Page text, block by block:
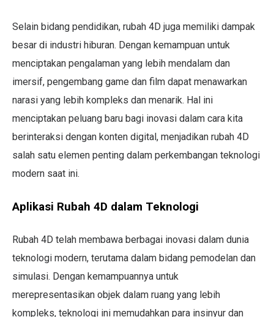
Selain bidang pendidikan, rubah 4D juga memiliki dampak
besar di industri hiburan. Dengan kemampuan untuk
menciptakan pengalaman yang lebih mendalam dan
imersif, pengembang game dan film dapat menawarkan
narasi yang lebih kompleks dan menarik. Hal ini
menciptakan peluang baru bagi inovasi dalam cara kita
berinteraksi dengan konten digital, menjadikan rubah 4D
salah satu elemen penting dalam perkembangan teknologi
modern saat ini.
Aplikasi Rubah 4D dalam Teknologi
Rubah 4D telah membawa berbagai inovasi dalam dunia
teknologi modern, terutama dalam bidang pemodelan dan
simulasi. Dengan kemampuannya untuk
merepresentasikan objek dalam ruang yang lebih
kompleks, teknologi ini memudahkan para insinyur dan